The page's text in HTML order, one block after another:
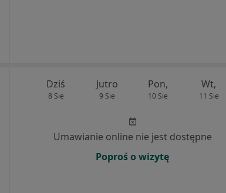
Dziś
8 Sie
Jutro
9 Sie
Pon,
10 Sie
Wt,
11 Sie
Umawianie online nie jest dostępne
Poproś o wizytę